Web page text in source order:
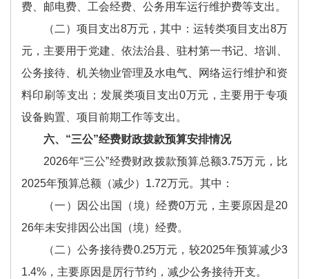
费、邮电费、工会经费、公务用车运行维护费等支出。
（二）项目支出8万元，其中：运转类项目支出8万
元，主要用于党建、依法治县、驻村第一书记、培训、
公务接待、机关物业管理及水电气、网络运行维护和资
料印刷等支出；发展类项目支出0万元，主要用于专项
设备购置、项目前期工作等支出。
六、“三公”经费财政拨款预算安排情况
2026年“三公”经费财政拨款预算总额3.75万元，比
2025年预算总额（减少）1.72万元。其中：
（一）因公出国（境）经费0万元，主要原因是20
26年未安排因公出国（境）经费。
（二）公务接待费0.25万元，较2025年预算减少3
1.4%，主要原因是厉行节约，减少公务接待开支。